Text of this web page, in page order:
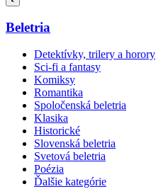
Beletria
Detektívky, trilery a horory
Sci-fi a fantasy
Komiksy
Romantika
Spoločenská beletria
Klasika
Historické
Slovenská beletria
Svetová beletria
Poézia
Ďalšie kategórie